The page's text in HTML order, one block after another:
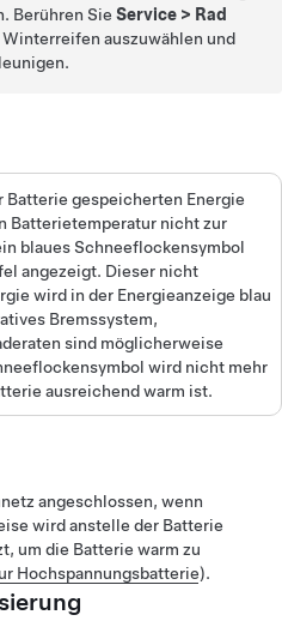
Berühren SieService > Rad
Winterreifen auszuwählen und
Batterie gespeicherten Energie
Batterietemperatur nicht zur
blaues Schneeflockensymbol
angezeigt. Dieser nicht
wird in der Energieanzeige blau
Bremssystem,
sind möglicherweise
wird nicht mehr
ausreichend warm ist.
angeschlossen, wenn
wird anstelle der Batterie
um die Batterie warm zu
Hochspannungsbatterie).